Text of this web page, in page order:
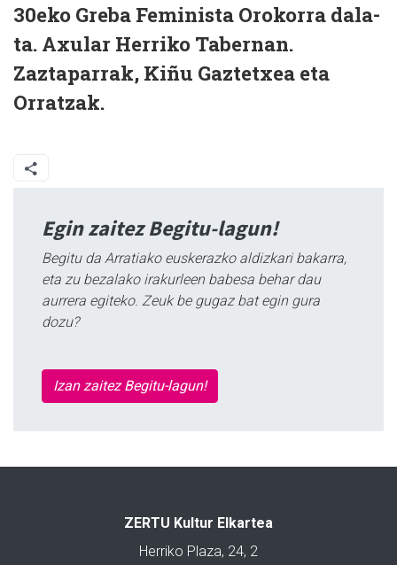
30eko Greba Feminista Orokorra dala-
ta. Axular Herriko Tabernan.
Zaztaparrak, Kiñu Gaztetxea eta
Orratzak.
Egin zaitez Begitu-lagun!
Begitu da Arratiako euskerazko aldizkari bakarra,
eta zu bezalako irakurleen babesa behar dau
aurrera egiteko. Zeuk be gugaz bat egin gura
dozu?
Izan zaitez Begitu-lagun!
ZERTU Kultur Elkartea
Herriko Plaza, 24, 2